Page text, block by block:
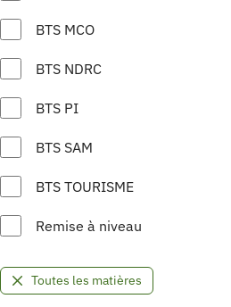
BTS MCO
BTS NDRC
BTS PI
BTS SAM
BTS TOURISME
Remise à niveau
Toutes les matières